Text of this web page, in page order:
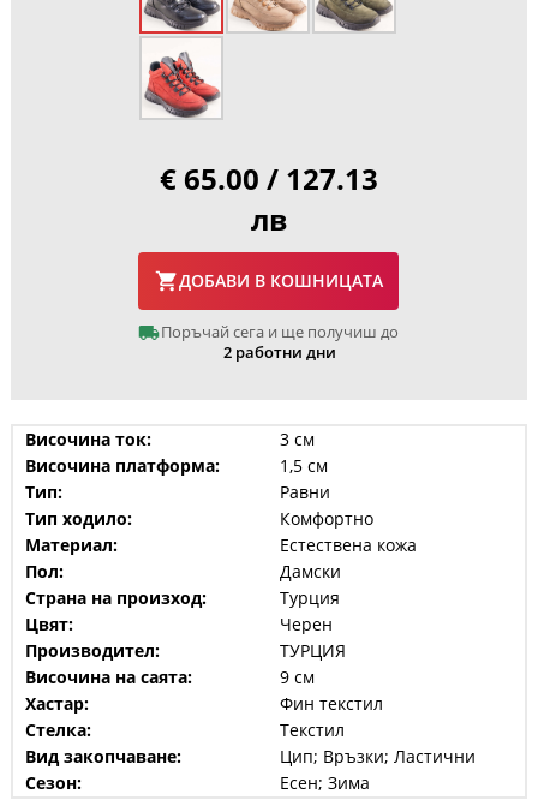
€ 65.00 / 127.13
лв
ДОБАВИ В КОШНИЦАТА
Поръчай сега и ще получиш до
2 работни дни
Височина ток:
3 см
Височина платформа:
1,5 см
Тип:
Равни
Тип ходило:
Комфортно
Материал:
Естествена кожа
Пол:
Дамски
Страна на произход:
Турция
Цвят:
Черен
Производител:
ТУРЦИЯ
Височина на саята:
9 см
Хастар:
Фин текстил
Стелка:
Текстил
Вид закопчаване:
Цип; Връзки; Ластични
Сезон:
Есен; Зима